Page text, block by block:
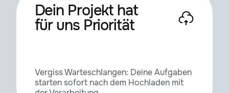
MisterHorse Starter Pack 4.1.1
Dein Projekt hat
für uns Priorität
Vergiss Warteschlangen: Deine Aufgaben
starten sofort nach dem Hochladen mit